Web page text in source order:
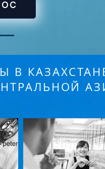
В